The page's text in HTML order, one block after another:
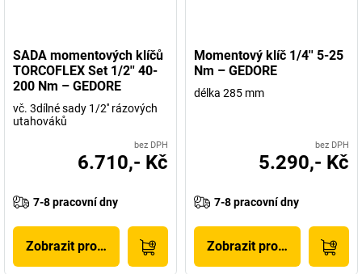
SADA momentových klíčů
TORCOFLEX Set 1/2'' 40-
200 Nm – GEDORE
vč. 3dílné sady 1/2'' rázových
utahováků
bez DPH
6.710,- Kč
7-8 pracovní dny
Zobrazit produkt
Momentový klíč 1/4'' 5-25
Nm – GEDORE
délka 285 mm
bez DPH
5.290,- Kč
7-8 pracovní dny
Zobrazit produkt